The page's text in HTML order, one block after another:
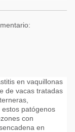
en vaquillonas
de vacas tratadas
patógenos
con
en